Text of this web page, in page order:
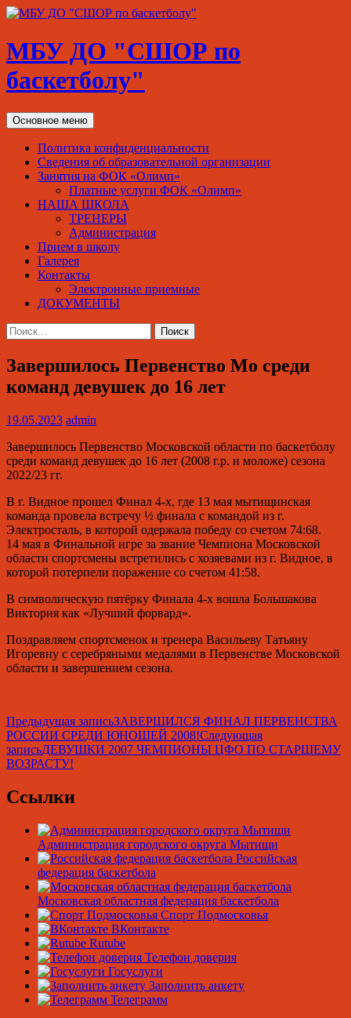
МБУ ДО "СШОР по
баскетболу"
Поиск
Основное меню Перейти
к
содержимому
Политика конфиденциальности
Сведения об образовательной организации
Занятия на ФОК «Олимп»
Платные услуги ФОК «Олимп»
НАША ШКОЛА
ТРЕНЕРЫ
Администрация
Прием в школу
Галерея
Контакты
Электронные приемные
ДОКУМЕНТЫ
Найти:
Завершилось Первенство Мо среди
команд девушек до 16 лет
19.05.2023 admin
Завершилось Первенство Московской области по баскетболу
среди команд девушек до 16 лет (2008 г.р. и моложе) сезона
2022/23 гг.
В г. Видное прошел Финал 4-х, где 13 мая мытищинская
команда провела встречу ½ финала с командой из г.
Электросталь, в которой одержала победу со счетом 74:68.
14 мая в Финальной игре за звание Чемпиона Московской
области спортсмены встретились с хозяевами из г. Видное, в
которой потерпели поражение со счетом 41:58.
В символическую пятёрку Финала 4-х вошла Большакова
Виктория как «Лучший форвард».
Поздравляем спортсменок и тренера Васильеву Татьяну
Игоревну с серебряными медалями в Первенстве Московской
области и завершением сезона.
Навигация
по
записям
Предыдущая записьЗАВЕРШИЛСЯ ФИНАЛ ПЕРВЕНСТВА
РОССИИ СРЕДИ ЮНОШЕЙ 2008!Следующая
записьДЕВУШКИ 2007 ЧЕМПИОНЫ ЦФО ПО СТАРШЕМУ
ВОЗРАСТУ!
Ссылки
Администрация городского округа Мытищи
Российская
федерация баскетбола
Московская областная федерация баскетбола
Спорт Подмосковья
ВКонтакте
Rutube
Телефон доверия
Госуслуги
Заполнить анкету
Телеграмм